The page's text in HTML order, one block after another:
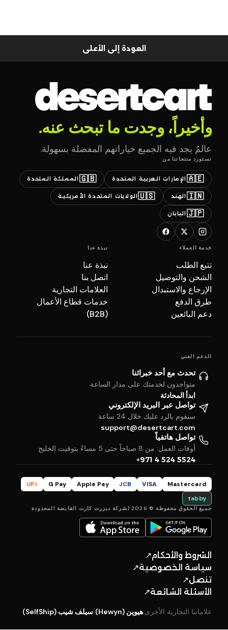
العودة إلى الأعلى
وأخيراً، وجدت ما تبحث عنه.
عالمٌ يجد فيه الجميع خياراتهم المفضلة بسهولة.
نستورد منتجاتنا من
🇦🇪 الإمارات العربية المتحدة 🇬🇧 المملكة المتحدة
🇮🇳 الهند 🇺🇸الولايات المتحدة الأمريكية
🇯🇵 اليابان
خدمة العملاء
تتبع الطلب
الشحن والتوصيل
الإرجاع والاستبدال
طرق الدفع
دعم البائعين
نبذة عنا
نبذة عنا
اتصل بنا
العلامات التجارية
خدمات قطاع الأعمال
(B2B)
الدعم الفني
تحدث مع أحد خبرائنا
متواجدون لخدمتك على مدار الساعة
ابدأ المحادثة
تواصل عبر البريد الإلكتروني
سنقوم بالرد عليك خلال 24 ساعة
support@desertcart.com
تواصل هاتفياً
أوقات العمل: من 8 صباحاً حتى 5 مساءً بتوقيت الخليج
+971 4 524 5524
Mastercard
VISA
JCB
Apple Pay
G Pay
UPI
tabby
جميع الحقوق محفوظة © 2026 لشركة ديزرت كارت القابضة المحدودة
الشروط والأحكام↗
سياسة الخصوصية↗
تنصل↗
الأسئلة الشائعة↗
علاماتنا التجارية الأخرى:هيوين (Hewyn) سيلف شيب (SelfShip)